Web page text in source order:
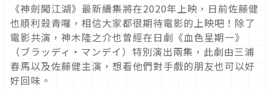
《神劍闖江湖》最新續集將在2020年上映，日前佐藤健
也順利殺青囉，相信大家都很期待電影的上映吧！除了
電影共演，神木隆之介也曾經在日劇《血色星期一》
（ブラッディ・マンデイ）特別演出兩集，此劇由三浦
春馬以及佐藤健主演，想看他們對手戲的朋友也可以好
好回味。